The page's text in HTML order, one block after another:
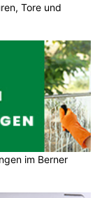
Tore und
im Berner